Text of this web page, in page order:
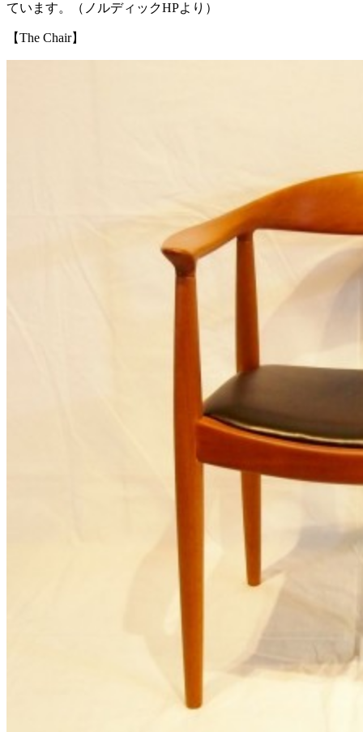
ています。（ノルディックHPより）
【The Chair】